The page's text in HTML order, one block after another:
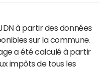
à partir des données
sur la commune.
a été calculé à partir
impôts de tous les